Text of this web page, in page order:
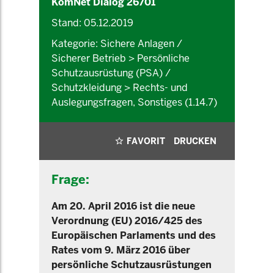
Stand: 05.12.2019
Kategorie: Sichere Anlagen /
Sicherer Betrieb > Persönliche
Schutzausrüstung (PSA) /
Schutzkleidung > Rechts- und
Auslegungsfragen, Sonstiges (1.14.7)
FAVORIT DRUCKEN
Frage:
Am 20. April 2016 ist die neue
Verordnung (EU) 2016/425 des
Europäischen Parlaments und des
Rates vom 9. März 2016 über
persönliche Schutzausrüstungen